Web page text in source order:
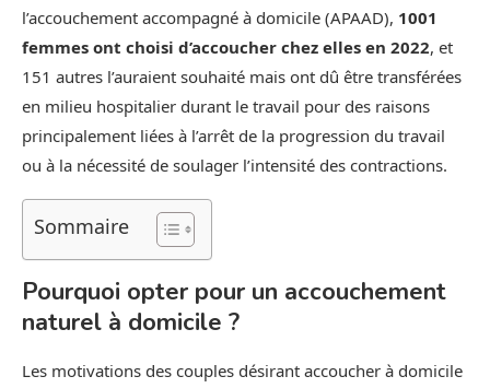
l’accouchement accompagné à domicile (APAAD), 1001
femmes ont choisi d’accoucher chez elles en 2022, et
151 autres l’auraient souhaité mais ont dû être transférées
en milieu hospitalier durant le travail pour des raisons
principalement liées à l’arrêt de la progression du travail
ou à la nécessité de soulager l’intensité des contractions.
Sommaire
Pourquoi opter pour un accouchement
naturel à domicile ?
Les motivations des couples désirant accoucher à domicile